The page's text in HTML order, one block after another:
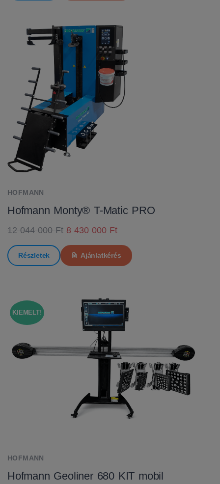
HOFMANN
Hofmann Monty® T-Matic PRO
12 044 000 Ft 8 430 000 Ft
Részletek Ajánlatkérés
KIEMELT!
HOFMANN
Hofmann Geoliner 680 KIT mobil